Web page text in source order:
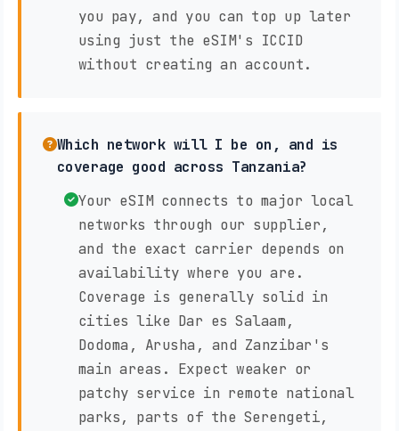
you pay, and you can top up later
using just the eSIM's ICCID
without creating an account.
Which network will I be on, and is
coverage good across Tanzania?
Your eSIM connects to major local
networks through our supplier,
and the exact carrier depends on
availability where you are.
Coverage is generally solid in
cities like Dar es Salaam,
Dodoma, Arusha, and Zanzibar's
main areas. Expect weaker or
patchy service in remote national
parks, parts of the Serengeti,